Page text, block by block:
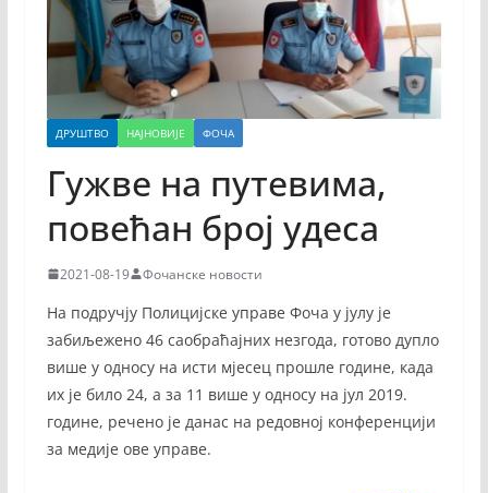
ДРУШТВО НАЈНОВИЈЕ ФОЧА
Гужве на путевима,
повећан број удеса
2021-08-19 Фочанске новости
На подручју Полицијске управе Фоча у јулу је
забиљежено 46 саобраћајних незгода, готово дупло
више у односу на исти мјесец прошле године, када
их је било 24, а за 11 више у односу на јул 2019.
године, речено је данас на редовној конференцији
за медије ове управе.